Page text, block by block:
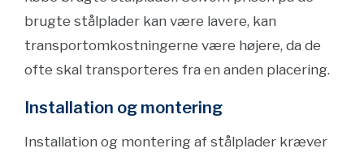
brugte stålplader kan være lavere, kan
transportomkostningerne være højere, da de
ofte skal transporteres fra en anden placering.
Installation og montering
Installation og montering af stålplader kræver